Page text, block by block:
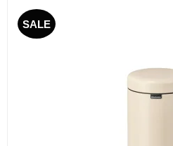
SALE